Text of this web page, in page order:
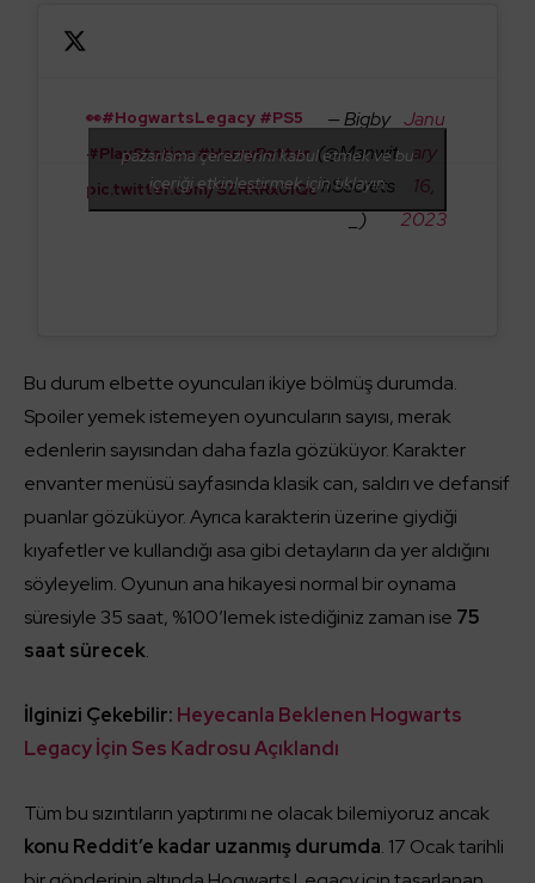
👀#HogwartsLegacy #PS5
#PlayStation #HarryPotter
pic.twitter.com/SZRRRx0IQc
— Bigby
(@Manwit
hSecrets
_)
Janu
ary
16,
2023
pazarlama çerezlerini kabul etmek ve bu
içeriği etkinleştirmek için tıklayın
Bu durum elbette oyuncuları ikiye bölmüş durumda.
Spoiler yemek istemeyen oyuncuların sayısı, merak
edenlerin sayısından daha fazla gözüküyor. Karakter
envanter menüsü sayfasında klasik can, saldırı ve defansif
puanlar gözüküyor. Ayrıca karakterin üzerine giydiği
kıyafetler ve kullandığı asa gibi detayların da yer aldığını
söyleyelim. Oyunun ana hikayesi normal bir oynama
süresiyle 35 saat, %100’lemek istediğiniz zaman ise 75
saat sürecek.
İlginizi Çekebilir: Heyecanla Beklenen Hogwarts
Legacy İçin Ses Kadrosu Açıklandı
Tüm bu sızıntıların yaptırımı ne olacak bilemiyoruz ancak
konu Reddit’e kadar uzanmış durumda. 17 Ocak tarihli